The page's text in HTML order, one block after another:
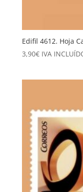
Edifil 4612. Hoja
3,90€ IVA